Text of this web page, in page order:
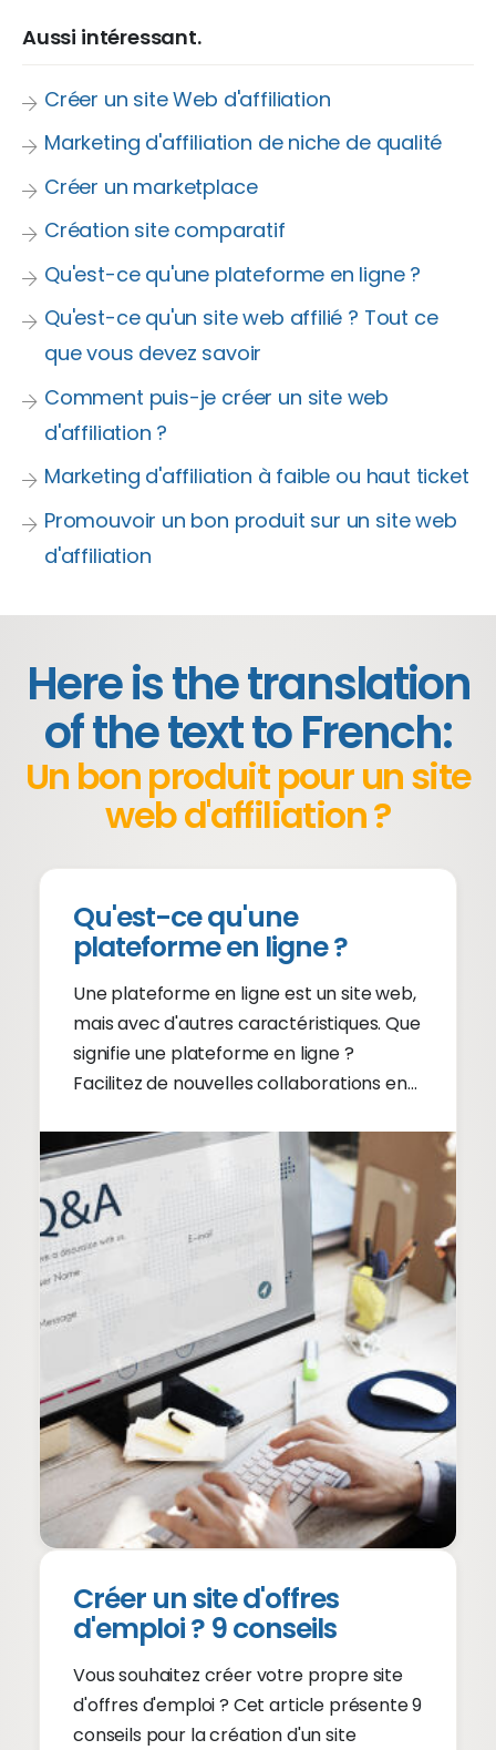
Aussi intéressant.
Créer un site Web d'affiliation
Marketing d'affiliation de niche de qualité
Créer un marketplace
Création site comparatif
Qu'est-ce qu'une plateforme en ligne ?
Qu'est-ce qu'un site web affilié ? Tout ce
que vous devez savoir
Comment puis-je créer un site web
d'affiliation ?
Marketing d'affiliation à faible ou haut ticket
Promouvoir un bon produit sur un site web
d'affiliation
Here is the translation
of the text to French:
Un bon produit pour un site
web d'affiliation ?
Qu'est-ce qu'une
plateforme en ligne ?
Une plateforme en ligne est un site web,
mais avec d'autres caractéristiques. Que
signifie une plateforme en ligne ?
Facilitez de nouvelles collaborations en
Créer un site d'offres
d'emploi ? 9 conseils
Vous souhaitez créer votre propre site
d'offres d'emploi ? Cet article présente 9
conseils pour la création d'un site